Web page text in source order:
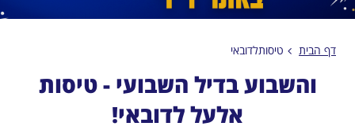
דף הבית טיסותלדובאי
והשבוע בדיל השבועי - טיסות
אלעל לדובאי!